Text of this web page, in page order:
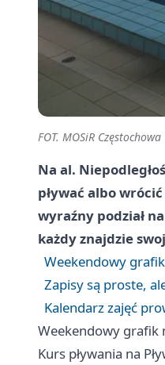
FOT. MOSiR Częstochowa
Na al.
pływać albo
wyraźny podział
każdy znajdzie
Weekendowy
Zapisy są proste,
Kalendarz zajęć
Weekendowy grafik
Kurs pływania na